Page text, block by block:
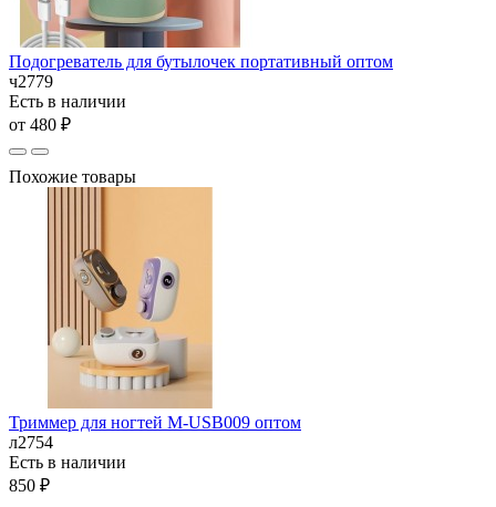
Подогреватель для бутылочек портативный оптом
ч2779
Есть в наличии
от 480 ₽
Похожие товары
Триммер для ногтей M-USB009 оптом
л2754
Есть в наличии
850 ₽